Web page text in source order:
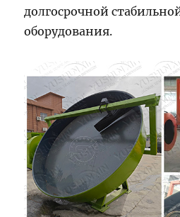
долгосрочной
оборудования.